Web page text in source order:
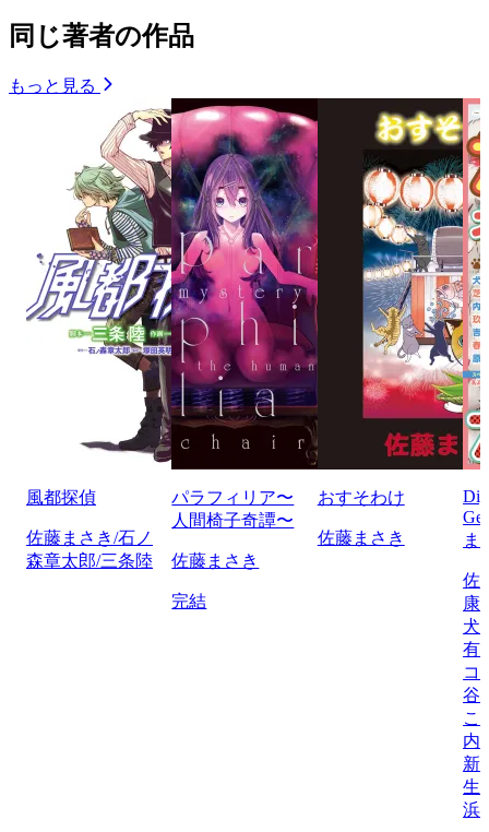
同じ著者の作品
もっと見る
風都探偵
佐藤まさき/石ノ
森章太郎/三条陸
パラフィリア〜
人間椅子奇譚〜
佐藤まさき
完結
おすそわけ
佐藤まさき
ま
佐
康
犬
有
コ
谷
こ
内
新
生/
浜